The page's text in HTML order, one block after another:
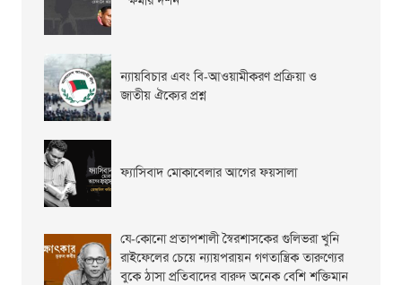
ন্যায়বিচার এবং বি-আওয়ামীকরণ প্রক্রিয়া ও
জাতীয় ঐক্যের প্রশ্ন
ফ্যাসিবাদ মোকাবেলার আগের ফয়সালা
যে-কোনো প্রতাপশালী স্বৈরশাসকের গুলিভরা খুনি
রাইফেলের চেয়ে ন্যায়পরায়ন গণতান্ত্রিক তারুণ্যের
বুকে ঠাসা প্রতিবাদের বারুদ অনেক বেশি শক্তিমান